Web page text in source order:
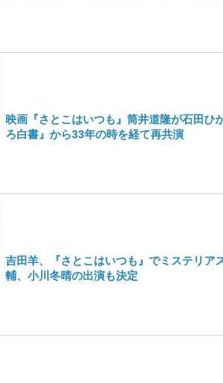
映画『さとこはいつも』筒井道隆が石田
ろ白書』から33年の時を経て再共演
吉田羊、『さとこはいつも』でミステリ
輔、小川冬晴の出演も決定